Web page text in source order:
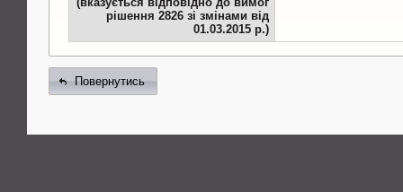
рішення 2826 зі змінами від
01.03.2015 р.)
Повернутись